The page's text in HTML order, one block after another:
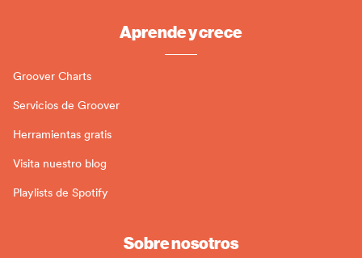
Aprende y crece
Groover Charts
Servicios de Groover
Herramientas gratis
Visita nuestro blog
Playlists de Spotify
Sobre nosotros